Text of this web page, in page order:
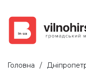
Головна